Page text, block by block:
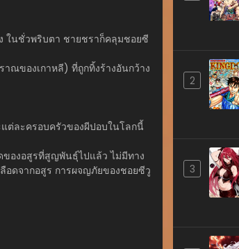
ในชั่วพริบตา ชายชราก็คลุมชอยซี
ณของเกาหลี) ที่ถูกทิ้งร้างอันกว้าง
ต่ละครอบครัวของผีปอบในโลกนี้
องอสูรที่สูญพันธุ์ไปแล้ว ไม่มีทาง
อดจากอสูร การผจญภัยของชอยซีวู
2
3